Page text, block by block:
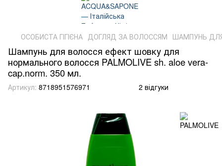
ОСОБИСТА ГІГІЄНА ДОГЛЯД ЗА ВОЛОССЯМ ШАМПУНЬ
Шампунь для волосся ефект шовку для
нормального волосся PALMOLIVE sh. aloe vera-
cap.norm. 350 мл.
Артикул: 8718951576971 2 відгуки